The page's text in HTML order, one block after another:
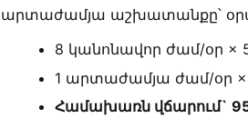
արտաժամյա աշխատանքը՝
8 կանոնավոր ժամ/օր ×
1 արտաժամյա ժամ/օր ×
Համախառն վճարում`